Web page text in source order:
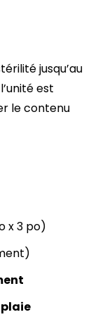
jusqu’au
est
le contenu
x 3 po)
plaie